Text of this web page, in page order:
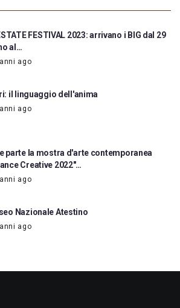
FESTIVAL 2023: arrivano i BIG dal 29
al…
ago
il linguaggio dell'anima
ago
parte la mostra d'arte contemporanea
Creative 2022"…
ago
Nazionale Atestino
ago